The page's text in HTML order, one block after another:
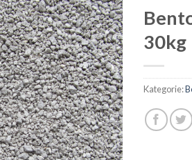
Auf die
Wunschliste
30kg
Kategorie: